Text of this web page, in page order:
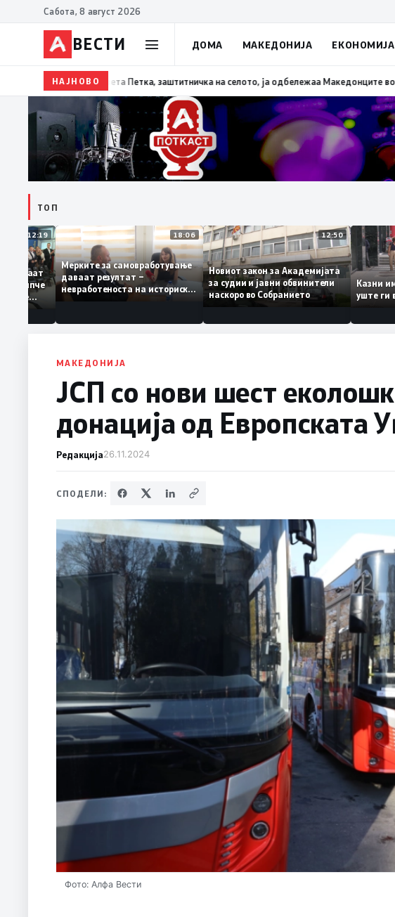
Сабота, 8 август 2026
ВЕСТИ ДОМА МАКЕДОНИЈА ЕКОНОМИЈА
НАЈНОВО13:07Три ер трактори се вклучуваат во гаснењето на пожарот во
ТОП
12:19
„Филипче
не
18:06
Мерките за самовработување
даваат резултат –
невработеноста на историски
најниско ниво од 11,3%
12:50
Новиот закон за Академијата
за судии и јавни обвинители
наскоро во Собранието
уште
МАКЕДОНИЈА
ЈСП со нови шест
донација од Европската
Редакција26.11.2024
СПОДЕЛИ:
Фото: Алфа Вести